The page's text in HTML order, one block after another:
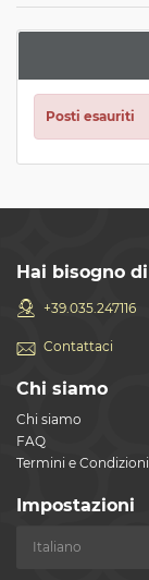
Posti esauriti
Hai bisogno
+39.035.247116
Contattaci
Chi siamo
Chi siamo
FAQ
Termini e Condizioni
Impostazioni